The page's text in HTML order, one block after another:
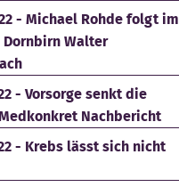
- Michael Rohde folgt im
Dornbirn Walter
- Vorsorge senkt die
Nachbericht
- Krebs lässt sich nicht